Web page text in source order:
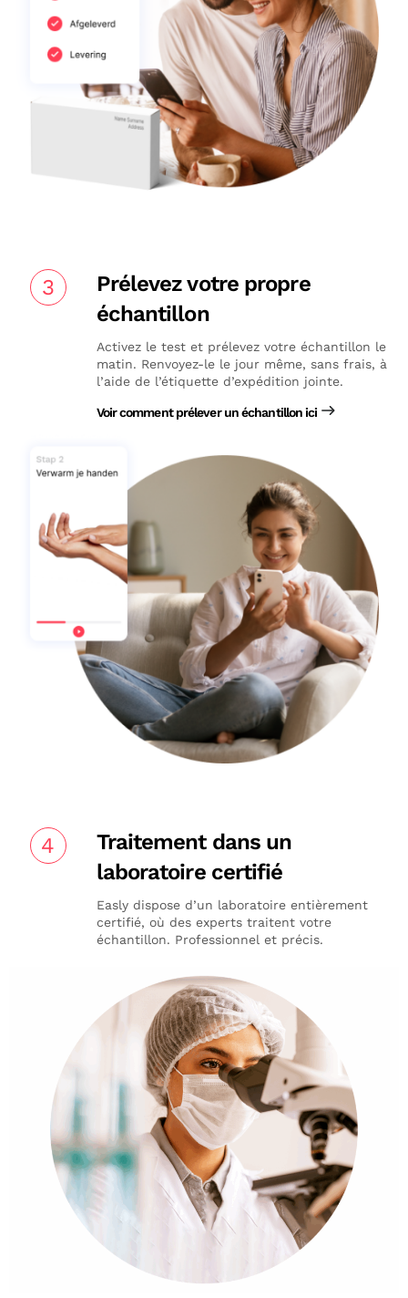
3
Prélevez votre propre
échantillon
Activez le test et prélevez votre échantillon le
matin. Renvoyez-le le jour même, sans frais, à
l’aide de l’étiquette d’expédition jointe.
Voir comment prélever un échantillon ici
4
Traitement dans un
laboratoire certifié
Easly dispose d’un laboratoire entièrement
certifié, où des experts traitent votre
échantillon. Professionnel et précis.